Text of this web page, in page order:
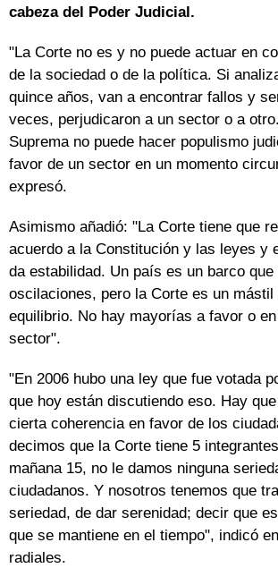
cabeza del Poder Judicial.
"La Corte no es y no puede actuar en
de la sociedad o de la política. Si
quince años, van a encontrar fallos y
veces, perjudicaron a un sector o a
Suprema no puede hacer populismo
favor de un sector en un momento
expresó.
Asimismo añadió: "La Corte tiene que
acuerdo a la Constitución y las leyes y
da estabilidad. Un país es un barco que
oscilaciones, pero la Corte es un mástil
equilibrio. No hay mayorías a favor o
sector".
"En 2006 hubo una ley que fue votada
que hoy están discutiendo eso. Hay
cierta coherencia en favor de los
decimos que la Corte tiene 5
mañana 15, no le damos ninguna
ciudadanos. Y nosotros tenemos que
seriedad, de dar serenidad; decir que
que se mantiene en el tiempo", indicó
radiales.